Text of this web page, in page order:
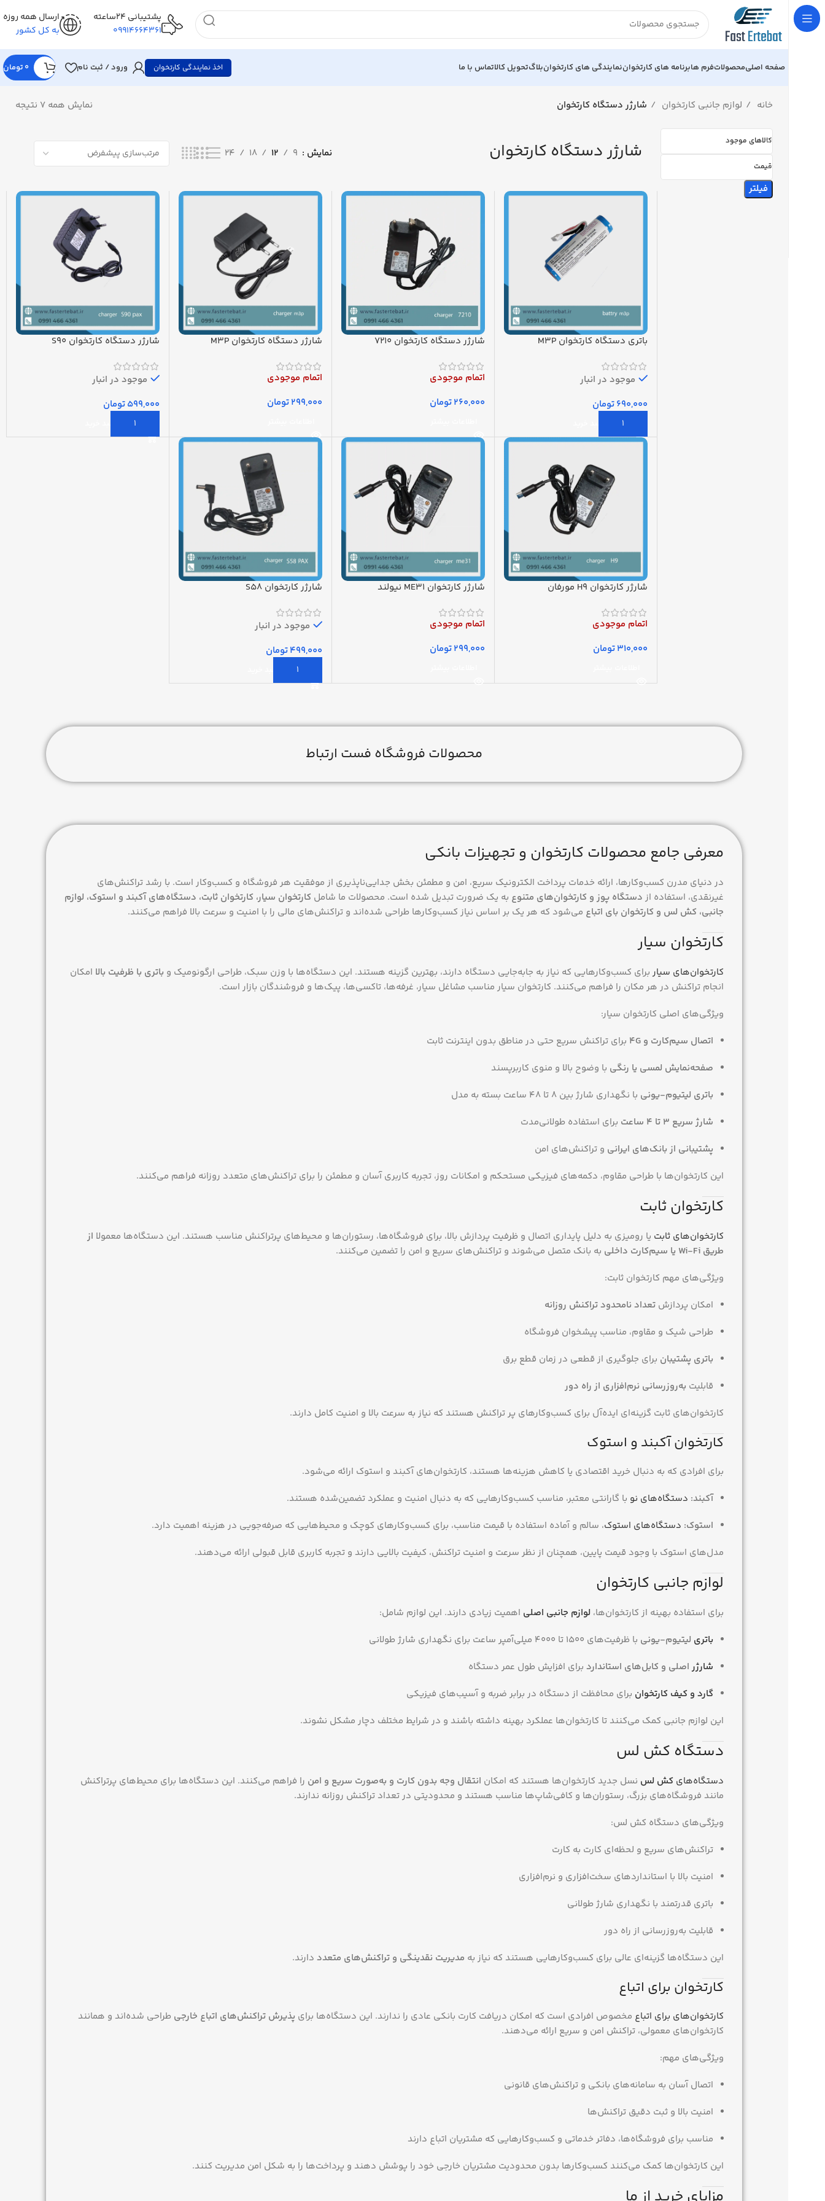
پشتیبانی 24ساعته
09914664361
ارسال همه روزه
به کل کشور
صفحه اصلیمحصولاتفرم هابرنامه های کارتخواننمایندگی های کارتخوانبلاگتحویل کالاتماس با ما اخذ نمایندگی کارتخوان ورود / ثبت نام 0 تومان
خانه لوازم جانبی کارتخوان شارژر دستگاه کارتخوان نمایش همه 7 نتیجه
کالاهای موجود
قیمت
فیلتر
شارژر دستگاه کارتخوان نمایش 9
12
18
24
باتری دستگاه کارتخوان M3P
موجود در انبار
تومان
افزودن به سبد خرید
شارژر دستگاه کارتخوان 7210
اتمام موجودی
تومان
شارژر دستگاه کارتخوان M3P
اتمام موجودی
تومان
شارژر دستگاه کارتخوان S90
موجود در انبار
تومان
افزودن به سبد خرید
شارژر کارتخوان H9 مورفان
اتمام موجودی
تومان
شارژر کارتخوان ME31 نیولند
اتمام موجودی
تومان
شارژر کارتخوان S58
موجود در انبار
تومان
افزودن به سبد خرید
محصولات فروشگاه فست ارتباط
معرفی جامع محصولات کارتخوان و تجهیزات بانکی
در دنیای مدرن کسب‌وکارها، ارائه خدمات پرداخت الکترونیک سریع، امن و مطمئن بخش جدایی‌ناپذیری از موفقیت هر فروشگاه و کسب‌وکار است. با رشد تراکنش‌های
غیرنقدی، استفاده از دستگاه پوز و کارتخوان‌های متنوع به یک ضرورت تبدیل شده است. محصولات ما شامل کارتخوان سیار، کارتخوان ثابت، دستگاه‌های آکبند و استوک، لوازم
جانبی، کش لس و کارتخوان بای اتباع می‌شود که هر یک بر اساس نیاز کسب‌وکارها طراحی شده‌اند و تراکنش‌های مالی را با امنیت و سرعت بالا فراهم می‌کنند.
کارتخوان سیار
کارتخوان‌های سیار برای کسب‌وکارهایی که نیاز به جابه‌جایی دستگاه دارند، بهترین گزینه هستند. این دستگاه‌ها با وزن سبک، طراحی ارگونومیک و باتری با ظرفیت بالا امکان
انجام تراکنش در هر مکان را فراهم می‌کنند. کارتخوان سیار مناسب مشاغل سیار، غرفه‌ها، تاکسی‌ها، پیک‌ها و فروشندگان بازار است.
ویژگی‌های اصلی کارتخوان سیار:
اتصال سیم‌کارت و 4G
برای تراکنش سریع حتی در مناطق بدون اینترنت ثابت
صفحه‌نمایش لمسی یا رنگی با وضوح بالا و منوی کاربرپسند
باتری لیتیوم-یونی با نگهداری شارژ بین 8 تا 48 ساعت بسته به مدل
شارژ سریع 3 تا 4 ساعت
برای استفاده طولانی‌مدت
پشتیبانی از بانک‌های ایرانی و تراکنش‌های امن
این کارتخوان‌ها با طراحی مقاوم، دکمه‌های فیزیکی مستحکم و امکانات روز، تجربه کاربری آسان و مطمئن را برای تراکنش‌های متعدد روزانه فراهم می‌کنند.
کارتخوان ثابت
کارتخوان‌های ثابت یا رومیزی به دلیل پایداری اتصال و ظرفیت پردازش بالا، برای فروشگاه‌ها، رستوران‌ها و محیط‌های پرتراکنش مناسب هستند. این دستگاه‌ها معمولا از
طریق Wi-Fi یا سیم‌کارت داخلی
به بانک متصل می‌شوند و تراکنش‌های سریع و امن را تضمین می‌کنند.
ویژگی‌های مهم کارتخوان ثابت:
امکان پردازش تعداد نامحدود تراکنش روزانه
طراحی شیک و مقاوم، مناسب پیشخوان فروشگاه
باتری پشتیبان برای جلوگیری از قطعی در زمان قطع برق
قابلیت به‌روزرسانی نرم‌افزاری از راه دور
کارتخوان‌های ثابت گزینه‌ای ایده‌آل برای کسب‌وکارهای پر تراکنش هستند که نیاز به سرعت بالا و امنیت کامل دارند.
کارتخوان آکبند و استوک
برای افرادی که به دنبال خرید اقتصادی یا کاهش هزینه‌ها هستند، کارتخوان‌های آکبند و استوک ارائه می‌شود.
آکبند: دستگاه‌های نو با گارانتی معتبر، مناسب کسب‌وکارهایی که به دنبال امنیت و عملکرد تضمین‌شده هستند.
استوک: دستگاه‌های استوک، سالم و آماده استفاده با قیمت مناسب، برای کسب‌وکارهای کوچک و محیط‌هایی که صرفه‌جویی در هزینه اهمیت دارد.
مدل‌های استوک با وجود قیمت پایین، همچنان از نظر سرعت و امنیت تراکنش، کیفیت بالایی دارند و تجربه کاربری قابل قبولی ارائه می‌دهند.
لوازم جانبی کارتخوان
برای استفاده بهینه از کارتخوان‌ها، لوازم جانبی اصلی اهمیت زیادی دارند. این لوازم شامل:
باتری لیتیوم-یونی با ظرفیت‌های ۱۵۰۰ تا ۴۰۰۰ میلی‌آمپر ساعت برای نگهداری شارژ طولانی
شارژر اصلی و کابل‌های استاندارد برای افزایش طول عمر دستگاه
گارد و کیف کارتخوان برای محافظت از دستگاه در برابر ضربه و آسیب‌های فیزیکی
این لوازم جانبی کمک می‌کنند تا کارتخوان‌ها عملکرد بهینه داشته باشند و در شرایط مختلف دچار مشکل نشوند.
دستگاه کش لس
دستگاه‌های کش لس نسل جدید کارتخوان‌ها هستند که امکان انتقال وجه بدون کارت و به‌صورت سریع و امن را فراهم می‌کنند. این دستگاه‌ها برای محیط‌های پرتراکنش
مانند فروشگاه‌های بزرگ، رستوران‌ها و کافی‌شاپ‌ها مناسب هستند و محدودیتی در تعداد تراکنش روزانه ندارند.
ویژگی‌های دستگاه کش لس:
تراکنش‌های سریع و لحظه‌ای کارت به کارت
امنیت بالا با استانداردهای سخت‌افزاری و نرم‌افزاری
باتری قدرتمند با نگهداری شارژ طولانی
قابلیت به‌روزرسانی از راه دور
این دستگاه‌ها گزینه‌ای عالی برای کسب‌وکارهایی هستند که نیاز به مدیریت نقدینگی و تراکنش‌های متعدد دارند.
کارتخوان برای اتباع
کارتخوان‌های برای اتباع مخصوص افرادی است که امکان دریافت کارت بانکی عادی را ندارند. این دستگاه‌ها برای پذیرش تراکنش‌های اتباع خارجی طراحی شده‌اند و همانند
کارتخوان‌های معمولی، تراکنش امن و سریع ارائه می‌دهند.
ویژگی‌های مهم:
اتصال آسان به سامانه‌های بانکی و تراکنش‌های قانونی
امنیت بالا و ثبت دقیق تراکنش‌ها
مناسب برای فروشگاه‌ها، دفاتر خدماتی و کسب‌وکارهایی که مشتریان اتباع دارند
این کارتخوان‌ها کمک می‌کنند کسب‌وکارها بدون محدودیت مشتریان خارجی خود را پوشش دهند و پرداخت‌ها را به شکل امن مدیریت کنند.